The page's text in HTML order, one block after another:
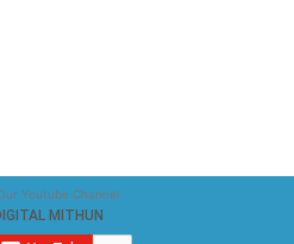
Youtube Channel